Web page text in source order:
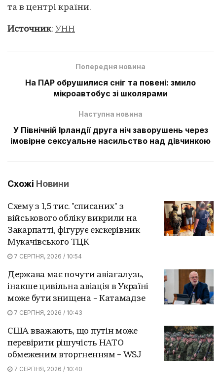
та в центрі країни.
Источник: УНН
Попередня новина
На ПАР обрушилися сніг та повені: змило
мікроавтобус зі школярами
Наступна новина
У Північній Ірландії друга ніч заворушень через
імовірне сексуальне насильство над дівчинкою
Схожі Новини
Схему з 1,5 тис. "списаних" з
військового обліку викрили на
Закарпатті, фігурує екскерівник
Мукачівського ТЦК
7 СЕРПНЯ, 2026 / 10:54
Держава має почути авіагалузь,
інакше цивільна авіація в Україні
може бути знищена – Катамадзе
7 СЕРПНЯ, 2026 / 10:43
США вважають, що путін може
перевірити рішучість НАТО
обмеженим вторгненням – WSJ
7 СЕРПНЯ, 2026 / 10:40